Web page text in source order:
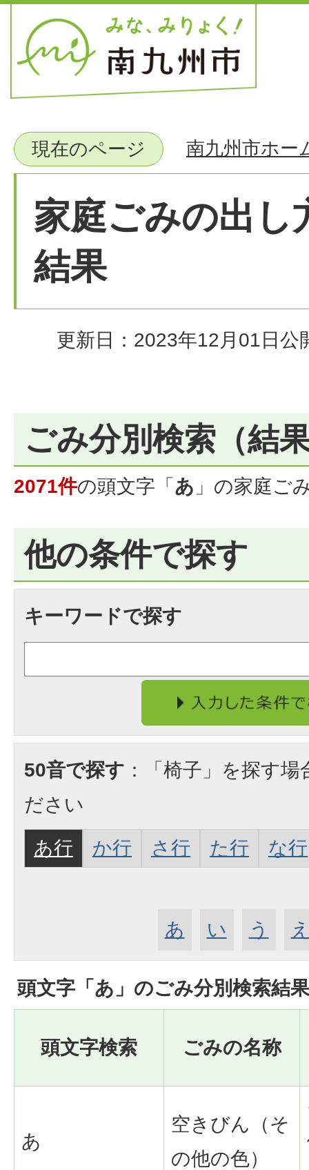
現在のページ 南九州市ホー
家庭ごみの出し
結果
更新日：2023年12月01日 公
ごみ分別検索 （結
2071件の頭文字「 あ 」の家庭ご
他の条件で探す
キーワードで探す
50音で探す ：「椅子」を探す
ださい
あ行 か行 さ行 た行 な行
あ い う
頭文字「 あ 」のごみ分別検索結
頭文字検索 ごみの名称
あ
空きびん（そ
の他の色）